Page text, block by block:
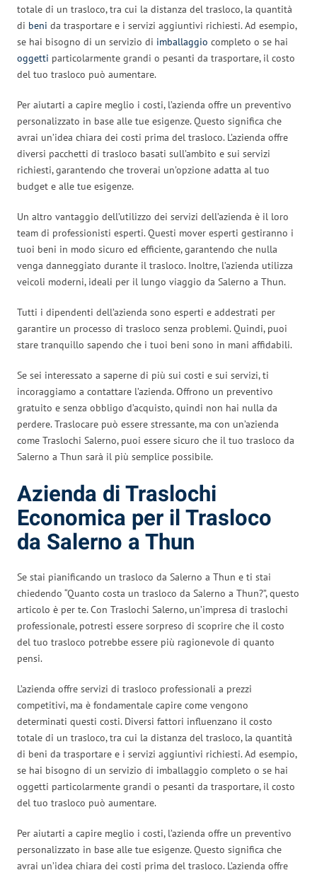
totale di un trasloco, tra cui la distanza del trasloco, la quantità
di beni da trasportare e i servizi aggiuntivi richiesti. Ad esempio,
se hai bisogno di un servizio di imballaggio completo o se hai
oggetti particolarmente grandi o pesanti da trasportare, il costo
del tuo trasloco può aumentare.
Per aiutarti a capire meglio i costi, l’azienda offre un preventivo
personalizzato in base alle tue esigenze. Questo significa che
avrai un’idea chiara dei costi prima del trasloco. L’azienda offre
diversi pacchetti di trasloco basati sull’ambito e sui servizi
richiesti, garantendo che troverai un’opzione adatta al tuo
budget e alle tue esigenze.
Un altro vantaggio dell’utilizzo dei servizi dell’azienda è il loro
team di professionisti esperti. Questi mover esperti gestiranno i
tuoi beni in modo sicuro ed efficiente, garantendo che nulla
venga danneggiato durante il trasloco. Inoltre, l’azienda utilizza
veicoli moderni, ideali per il lungo viaggio da Salerno a Thun.
Tutti i dipendenti dell’azienda sono esperti e addestrati per
garantire un processo di trasloco senza problemi. Quindi, puoi
stare tranquillo sapendo che i tuoi beni sono in mani affidabili.
Se sei interessato a saperne di più sui costi e sui servizi, ti
incoraggiamo a contattare l’azienda. Offrono un preventivo
gratuito e senza obbligo d’acquisto, quindi non hai nulla da
perdere. Traslocare può essere stressante, ma con un’azienda
come Traslochi Salerno, puoi essere sicuro che il tuo trasloco da
Salerno a Thun sarà il più semplice possibile.
Azienda di Traslochi
Economica per il Trasloco
da Salerno a Thun
Se stai pianificando un trasloco da Salerno a Thun e ti stai
chiedendo “Quanto costa un trasloco da Salerno a Thun?”, questo
articolo è per te. Con Traslochi Salerno, un’impresa di traslochi
professionale, potresti essere sorpreso di scoprire che il costo
del tuo trasloco potrebbe essere più ragionevole di quanto
pensi.
L’azienda offre servizi di trasloco professionali a prezzi
competitivi, ma è fondamentale capire come vengono
determinati questi costi. Diversi fattori influenzano il costo
totale di un trasloco, tra cui la distanza del trasloco, la quantità
di beni da trasportare e i servizi aggiuntivi richiesti. Ad esempio,
se hai bisogno di un servizio di imballaggio completo o se hai
oggetti particolarmente grandi o pesanti da trasportare, il costo
del tuo trasloco può aumentare.
Per aiutarti a capire meglio i costi, l’azienda offre un preventivo
personalizzato in base alle tue esigenze. Questo significa che
avrai un’idea chiara dei costi prima del trasloco. L’azienda offre